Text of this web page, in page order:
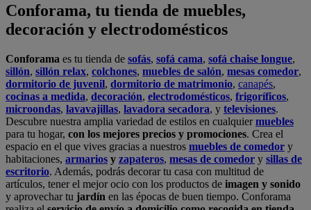
Conforama, tu tienda de muebles,
decoración y electrodomésticos
Conforama es tu tienda de sofás, sofá cama, sofá chaise longue,
sillón, sillón relax, colchones, muebles de salón, mesas comedor,
dormitorio de juvenil, dormitorio de matrimonio, canapés,
cocinas a medida, decoración, electrodomésticos, frigoríficos,
microondas, lavavajillas, lavadora secadora, y televisiones.
Descubre nuestra amplia variedad de estilos en cualquiermuebles
para tu hogar, con los mejores precios y promociones. Crea el
espacio en el que vives gracias a nuestros muebles de comedor y
habitaciones, armarios y zapateros, mesas de comedor y sillas de
escritorio. Además, podrás decorar tu casa con multitud de
artículos, tener el mejor ocio con los productos de imagen y sonido
y aprovechar tu jardín en las épocas de buen tiempo. Conforama